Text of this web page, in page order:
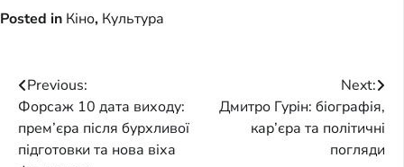
Posted in Кіно, Культура
Post
navigation
Previous:
Форсаж 10 дата виходу:
прем’єра після бурхливої
підготовки та нова віха
Next:
Дмитро Гурін: біографія,
кар’єра та політичні
погляди